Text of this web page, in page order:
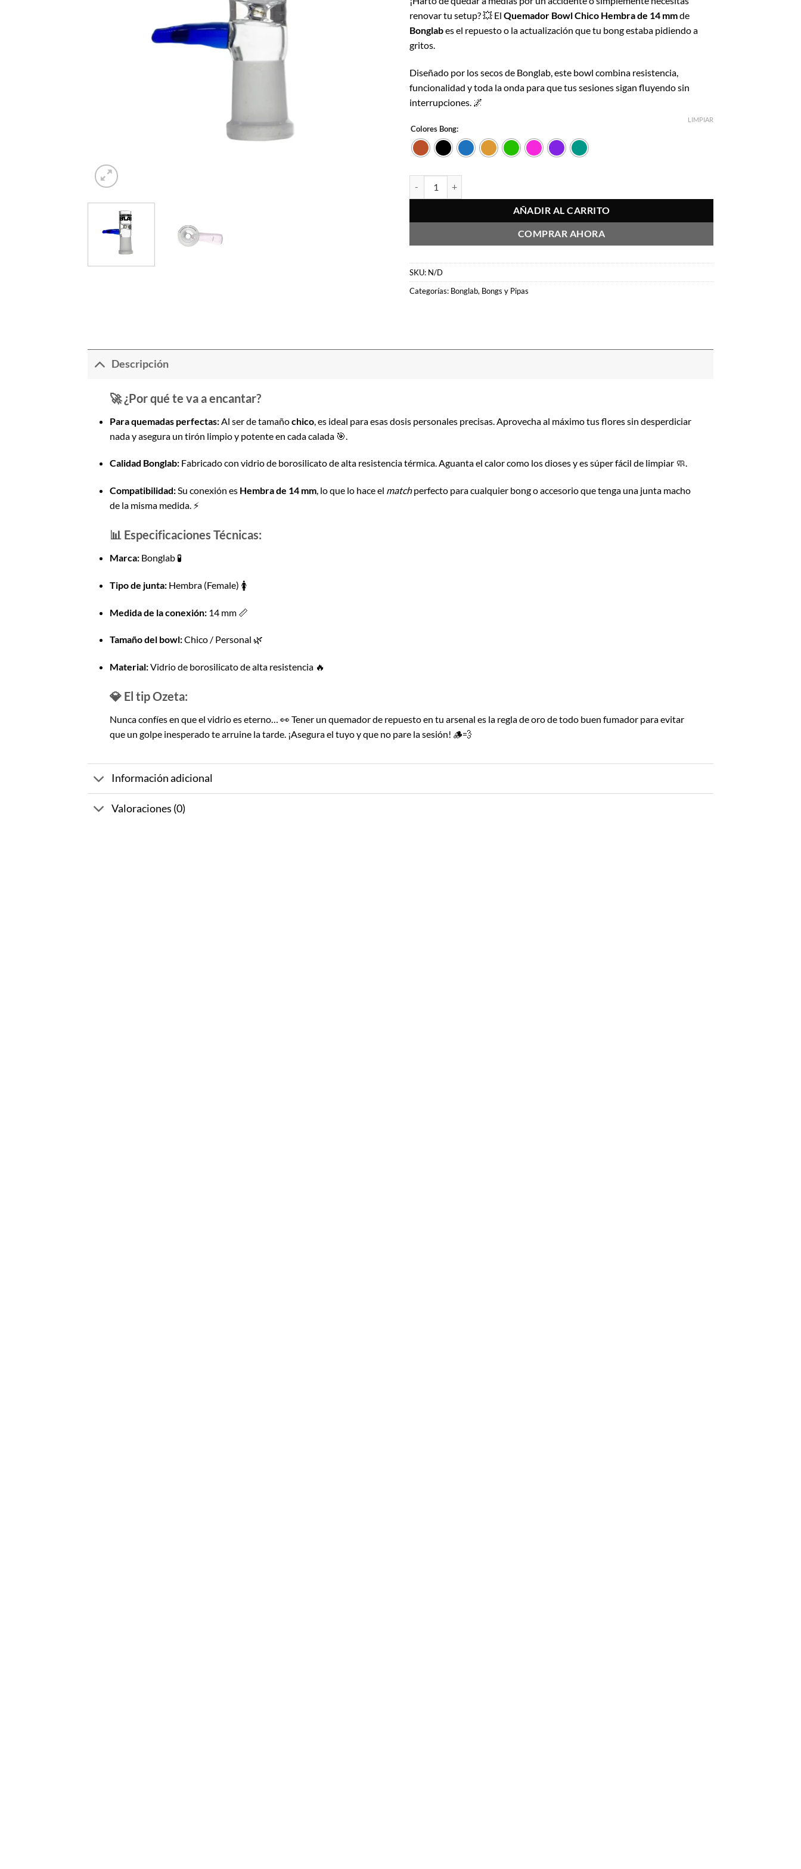
original
era:
$4.990.
actual
es:
$4.491.
renovar tu setup? 💥 El Quemador Bowl Chico Hembra de 14 mmde
Bonglabes el repuesto o la actualización que tu bong estaba pidiendo a
gritos.
Diseñado por los secos de Bonglab, este bowl combina resistencia,
funcionalidad y toda la onda para que tus sesiones sigan fluyendo sin
interrupciones. 🌌
Colores Bong:
LIMPIAR
AÑADIR AL CARRITO
COMPRAR AHORA
SKU: N/D
Categorías: Bonglab, Bongs y Pipas
Descripción
🚀 ¿Por qué te va a encantar?
Para quemadas perfectas:Al ser de tamañochico, es ideal para esas dosis personales precisas. Aprovecha al máximo tus flores sin desperdiciar
nada y asegura un tirón limpio y potente en cada calada 🎯.
Calidad Bonglab:Fabricado con vidrio de borosilicato de alta resistencia térmica. Aguanta el calor como los dioses y es súper fácil de limpiar 🧼.
Compatibilidad:Su conexión es Hembra de 14 mm, lo que lo hace el matchperfecto para cualquier bong o accesorio que tenga una junta macho
de la misma medida. ⚡
📊 Especificaciones Técnicas:
Marca:Bonglab 🧪
Tipo de junta:Hembra (Female) 🚺
Medida de la conexión:14 mm 📏
Tamaño del bowl:Chico / Personal 🌿
Material:Vidrio de borosilicato de alta resistencia 🔥
💎 El tip Ozeta:
Nunca confíes en que el vidrio es eterno… 👀 Tener un quemador de repuesto en tu arsenal es la regla de oro de todo buen fumador para evitar
que un golpe inesperado te arruine la tarde. ¡Asegura el tuyo y que no pare la sesión! 🪵💨
Información adicional
Valoraciones (0)